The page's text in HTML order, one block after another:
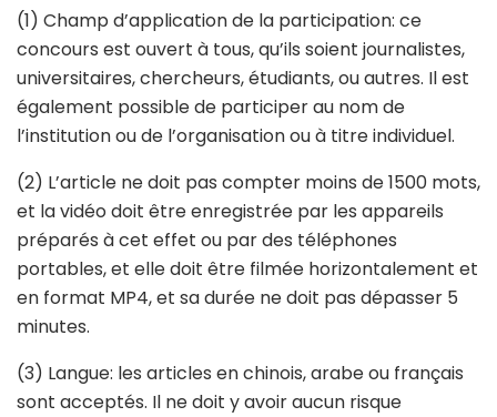
(1) Champ d’application de la participation: ce
concours est ouvert à tous, qu’ils soient journalistes,
universitaires, chercheurs, étudiants, ou autres. Il est
également possible de participer au nom de
l’institution ou de l’organisation ou à titre individuel.
(2) L’article ne doit pas compter moins de 1500 mots,
et la vidéo doit être enregistrée par les appareils
préparés à cet effet ou par des téléphones
portables, et elle doit être filmée horizontalement et
en format MP4, et sa durée ne doit pas dépasser 5
minutes.
(3) Langue: les articles en chinois, arabe ou français
sont acceptés. Il ne doit y avoir aucun risque